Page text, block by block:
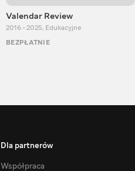
Valendar Review
2016 - 2025, Edukacyjne
BEZPŁATNIE
Dla partnerów
Współpraca